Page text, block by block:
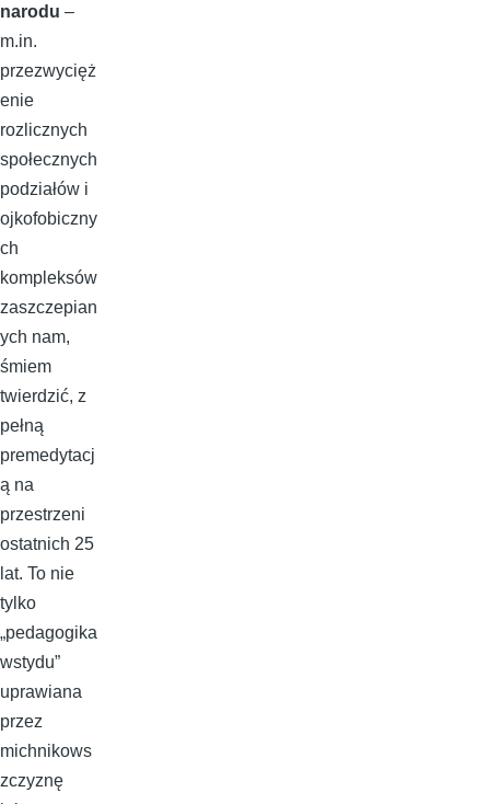
narodu –
m.in.
przezwycięż
enie
rozlicznych
społecznych
podziałów i
ojkofobiczny
ch
kompleksów
zaszczepian
ych nam,
śmiem
twierdzić, z
pełną
premedytacj
ą na
przestrzeni
ostatnich 25
lat. To nie
tylko
„pedagogika
wstydu”
uprawiana
przez
michnikows
zczyznę